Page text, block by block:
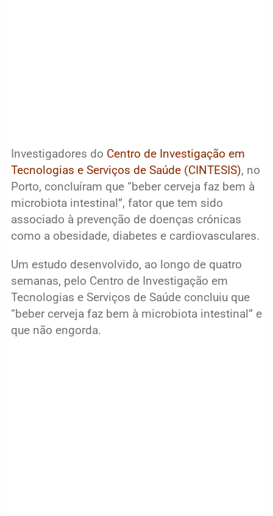
Investigadores do Centro de Investigação em
Tecnologias e Serviços de Saúde (CINTESIS), no
Porto, concluíram que “beber cerveja faz bem à
microbiota intestinal”, fator que tem sido
associado à prevenção de doenças crónicas
como a obesidade, diabetes e cardiovasculares.
Um estudo desenvolvido, ao longo de quatro
semanas, pelo Centro de Investigação em
Tecnologias e Serviços de Saúde concluiu que
“beber cerveja faz bem à microbiota intestinal” e
que não engorda.